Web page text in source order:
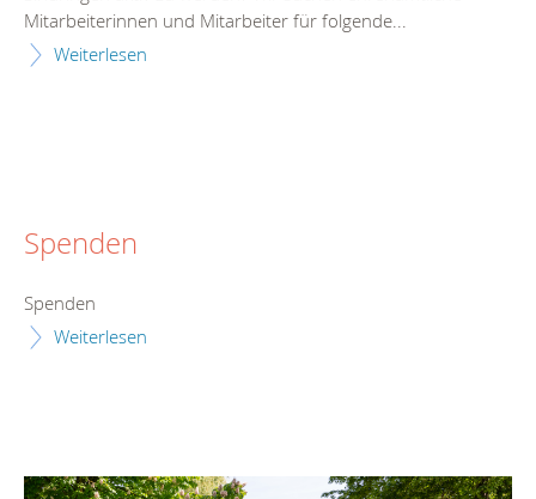
Mitarbeiterinnen und Mitarbeiter für folgende...
Weiterlesen
Spenden
Spenden
Weiterlesen